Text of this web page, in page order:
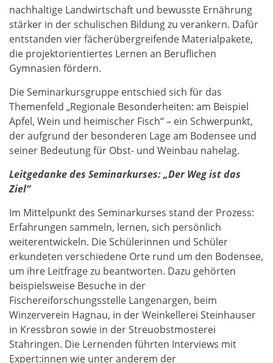
nachhaltige Landwirtschaft und bewusste Ernährung
stärker in der schulischen Bildung zu verankern. Dafür
entstanden vier fächerübergreifende Materialpakete,
die projektorientiertes Lernen an Beruflichen
Gymnasien fördern.
Die Seminarkursgruppe entschied sich für das
Themenfeld „Regionale Besonderheiten: am Beispiel
Apfel, Wein und heimischer Fisch“ – ein Schwerpunkt,
der aufgrund der besonderen Lage am Bodensee und
seiner Bedeutung für Obst- und Weinbau nahelag.
Leitgedanke des Seminarkurses: „Der Weg ist das
Ziel“
Im Mittelpunkt des Seminarkurses stand der Prozess:
Erfahrungen sammeln, lernen, sich persönlich
weiterentwickeln. Die Schülerinnen und Schüler
erkundeten verschiedene Orte rund um den Bodensee,
um ihre Leitfrage zu beantworten. Dazu gehörten
beispielsweise Besuche in der
Fischereiforschungsstelle Langenargen, beim
Winzerverein Hagnau, in der Weinkellerei Steinhauser
in Kressbron sowie in der Streuobstmosterei
Stahringen. Die Lernenden führten Interviews mit
Expert:innen wie unter anderem der